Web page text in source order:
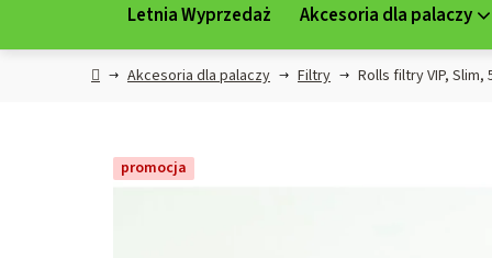
Letnia Wyprzedaż Akcesoria dla palaczy
HomeAkcesoria dla palaczy Filtry Rolls filtry VIP, Slim,
promocja